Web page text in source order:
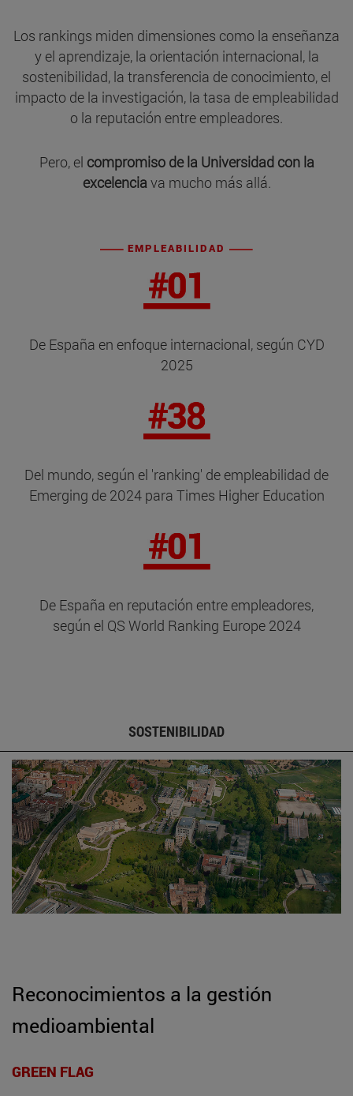
Los rankings miden dimensiones como la enseñanza
y el aprendizaje, la orientación internacional, la
sostenibilidad, la transferencia de conocimiento, el
impacto de la investigación, la tasa de empleabilidad
o la reputación entre empleadores.
Pero, el compromiso de la Universidad con la
excelenciava mucho más allá.
EMPLEABILIDAD
De España en enfoque internacional, según CYD
2025
Del mundo, según el 'ranking' de empleabilidad de
Emerging de 2024 para Times Higher Education
De España en reputación entre empleadores,
según el QS World Ranking Europe 2024
SOSTENIBILIDAD
Reconocimientos a la gestión
medioambiental
GREEN FLAG